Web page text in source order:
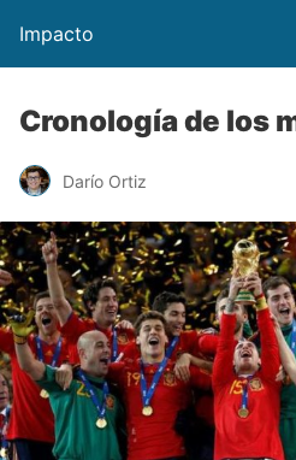
Impacto
Cronología de los
Darío Ortiz